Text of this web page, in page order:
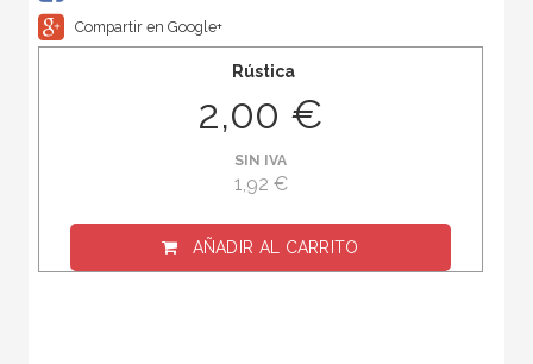
Compartir en Google+
Rústica
2,00 €
SIN IVA
1,92 €
AÑADIR AL CARRITO